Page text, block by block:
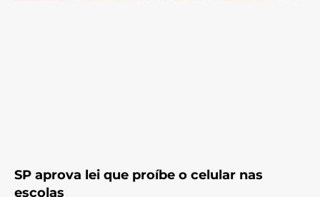
SP aprova lei que proíbe o celular nas
escolas